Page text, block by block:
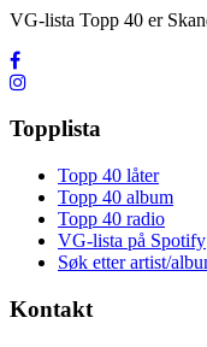
VG-lista Topp 40 er
Topplista
Topp 40 låter
Topp 40 album
Topp 40 radio
VG-lista på Spotify
Søk etter artist/
Kontakt